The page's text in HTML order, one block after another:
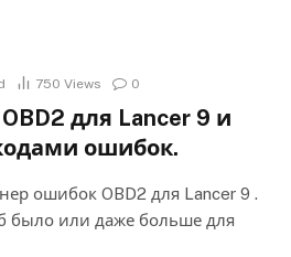
750 Views 0
для Lancer 9 и
ошибок.
ошибок OBD2 для Lancer 9 .
было или даже больше для